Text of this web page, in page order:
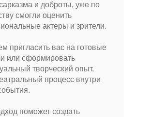
и доброты, уже по
смогли оценить
актеры и зрители.
пригласить вас на готовые
или сформировать
творческий опыт,
процесс внутри
поможет создать